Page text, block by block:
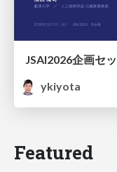
ykiyota
Featured